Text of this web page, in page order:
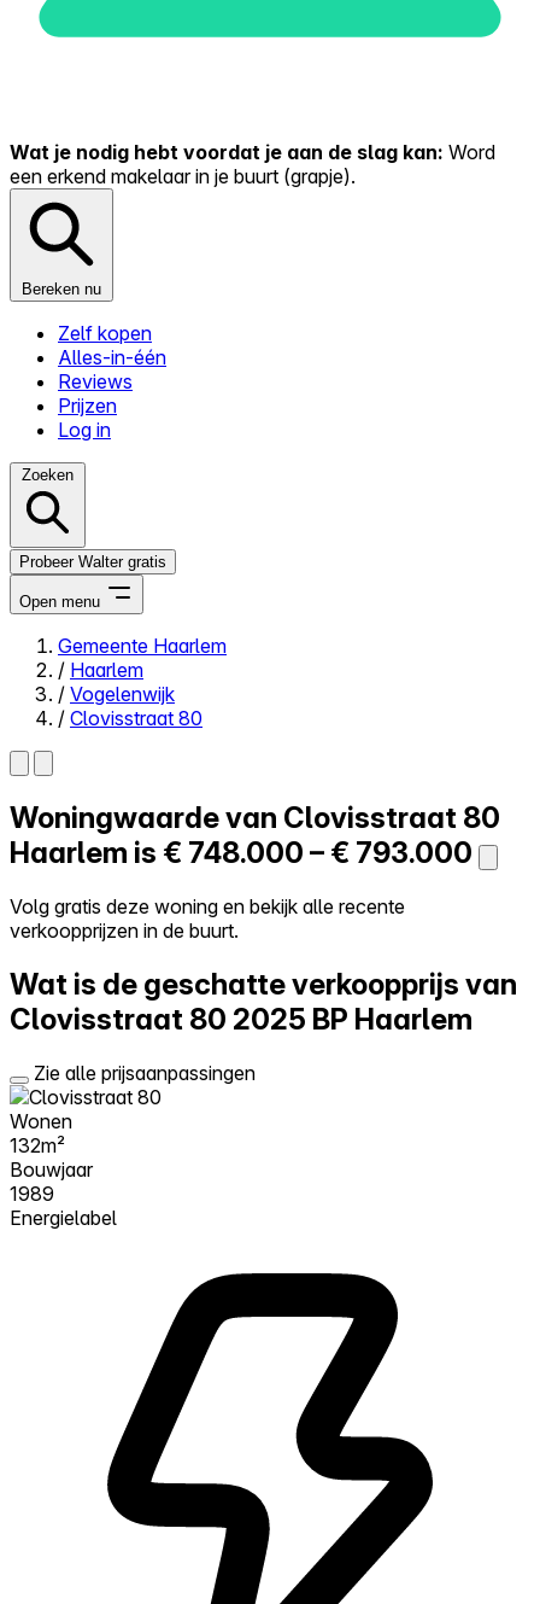
Wat je nodig hebt voordat je aan de slag kan: Word
een erkend makelaar in je buurt (grapje).
Bereken nu
Zelf kopen
Alles-in-één
Reviews
Prijzen
Log in
Zoeken
Probeer Walter gratis
Open menu
Close menu
Zelf kopen
Alles-in-één
Reviews
Log in
Gemeente Haarlem
/ Haarlem
/ Vogelenwijk
/ Clovisstraat 80
Woningwaarde van Clovisstraat 80
Haarlem is € 748.000 – € 793.000
Volg gratis deze woning en bekijk alle recente
verkoopprijzen in de buurt.
Wat is de geschatte verkoopprijs van
Clovisstraat 80 2025 BP Haarlem
Zie alle prijsaanpassingen
Wonen
132m²
Bouwjaar
1989
Energielabel